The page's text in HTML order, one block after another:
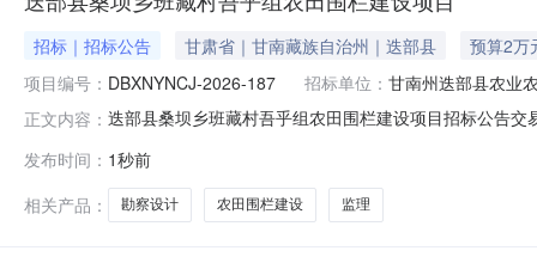
招标｜招标公告 甘肃省｜甘南藏族自治州｜迭部县
预算2万
项目编号： DBXNYNCJ-2026-187 招标单位： 甘南州迭部县农业
正文内容： 迭部县桑坝乡班藏村吾乎组农田围栏建设项目招标公告
20000.00（元）公告内容迭部县桑坝乡班藏村吾乎组农
员会令第16号）及《甘
发布时间： 1秒前
相关产品：
勘察设计 农田围栏建设 监理